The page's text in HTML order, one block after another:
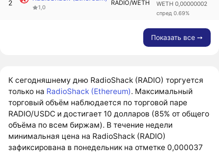
2
1,0
RADIO/WETH
WETH 0,00000002
спред 0.69%
Показать все ➙
К сегодняшнему дню RadioShack (RADIO) торгуется
только на RadioShack (Ethereum). Максимальный
торговый объём наблюдается по торговой паре
RADIO/USDC и достигает 10 долларов (85% от общего
объёма по всем биржам). В течение недели
минимальная цена на RadioShack (RADIO)
зафиксирована в понедельник на отметке 0,000037